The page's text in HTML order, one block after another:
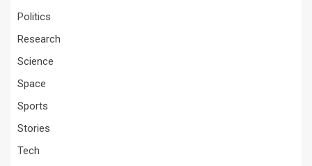
Politics
Research
Science
Space
Sports
Stories
Tech